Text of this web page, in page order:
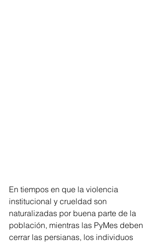
En tiempos en que la violencia
institucional y crueldad son
naturalizadas por buena parte de la
población, mientras las PyMes deben
cerrar las persianas, los individuos